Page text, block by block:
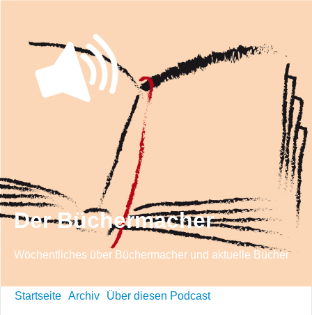
Der Büchermacher
Wöchentliches über Büchermacher und aktuelle Bücher
Startseite Archiv Über diesen Podcast